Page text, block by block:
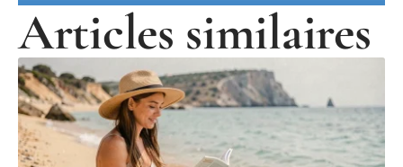
Articles similaires